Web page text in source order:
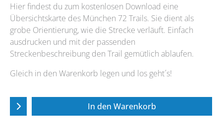
Hier findest du zum kostenlosen Download eine
Übersichtskarte des München 72 Trails. Sie dient als
grobe Orientierung, wie die Strecke verläuft. Einfach
ausdrucken und mit der passenden
Streckenbeschreibung den Trail gemütlich ablaufen.
Gleich in den Warenkorb legen und los geht´s!
In den Warenkorb